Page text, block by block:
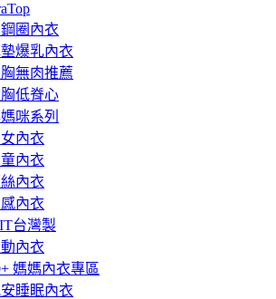
圈內衣
爆乳內衣
胸無肉推薦
低脊心
咪系列
內衣
內衣
內衣
內衣
台灣製
內衣
媽媽內衣專區
睡眠內衣